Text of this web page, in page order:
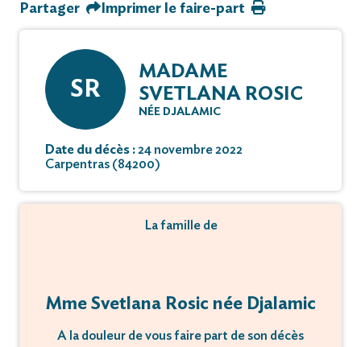
Faire-part
Partager Imprimer le faire-part
SR
MADAME
SVETLANA ROSIC
NÉE DJALAMIC
Date du décès :24 novembre 2022
Carpentras (84200)
La famille de
Mme Svetlana Rosic née Djalamic
A la douleur de vous faire part de son décès